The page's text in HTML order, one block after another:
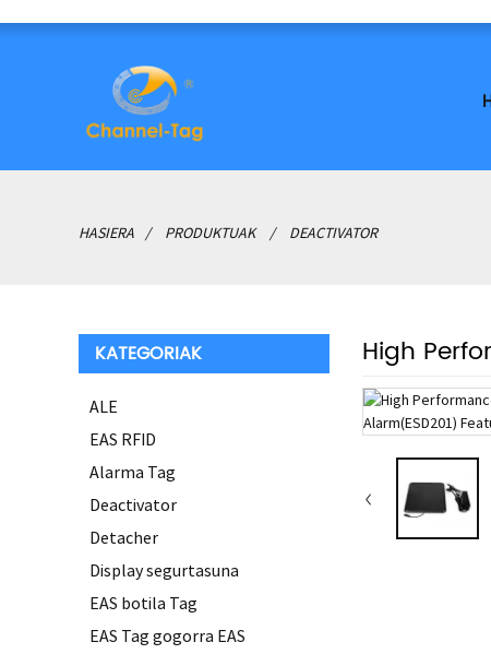
HASIERA PRODUKTUAK DEACTIVATOR
KATEGORIAK
ALE
EAS RFID
Alarma Tag
Deactivator
Detacher
Display segurtasuna
EAS botila Tag
EAS Tag gogorra EAS
High